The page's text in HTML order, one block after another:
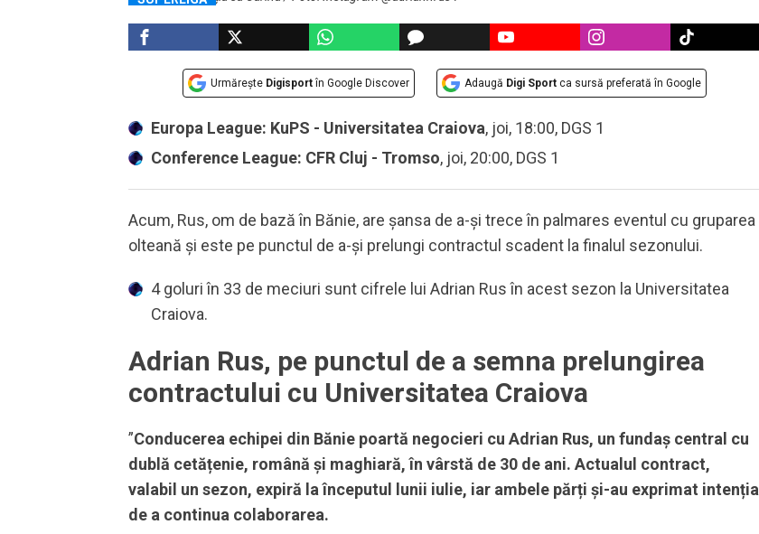
Urmărește Digisport în Google Discover Adaugă Digi Sport ca sursă preferată în Google
Europa League: KuPS - Universitatea Craiova, joi, 18:00, DGS 1
Conference League: CFR Cluj - Tromso, joi, 20:00, DGS 1
Acum, Rus, om de bază în Bănie, are șansa de a-și trece în palmares eventul cu gruparea
olteană și este pe punctul de a-și prelungi contractul scadent la finalul sezonului.
4 goluri în 33 de meciuri sunt cifrele lui Adrian Rus în acest sezon la Universitatea
Craiova.
Adrian Rus, pe punctul de a semna prelungirea
contractului cu Universitatea Craiova
”Conducerea echipei din Bănie poartă negocieri cu Adrian Rus, un fundaș central cu
dublă cetățenie, română și maghiară, în vârstă de 30 de ani. Actualul contract,
valabil un sezon, expiră la începutul lunii iulie, iar ambele părți și-au exprimat intenția
de a continua colaborarea.